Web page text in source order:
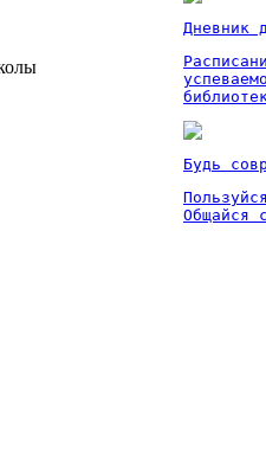
Дневник
Будь
Общайся